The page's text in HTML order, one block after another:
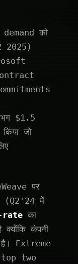
को
2025)
$1.5
जो
पर
(Q2'24 में
rate का
कंपनी
Extreme
top two